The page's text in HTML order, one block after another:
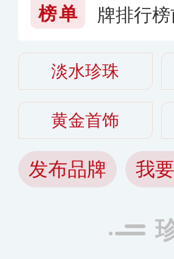
榜单
牌排行
淡水珍珠
黄金首饰
发布品牌 我